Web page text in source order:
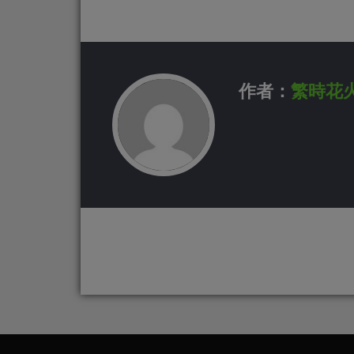
作者： 繁時花